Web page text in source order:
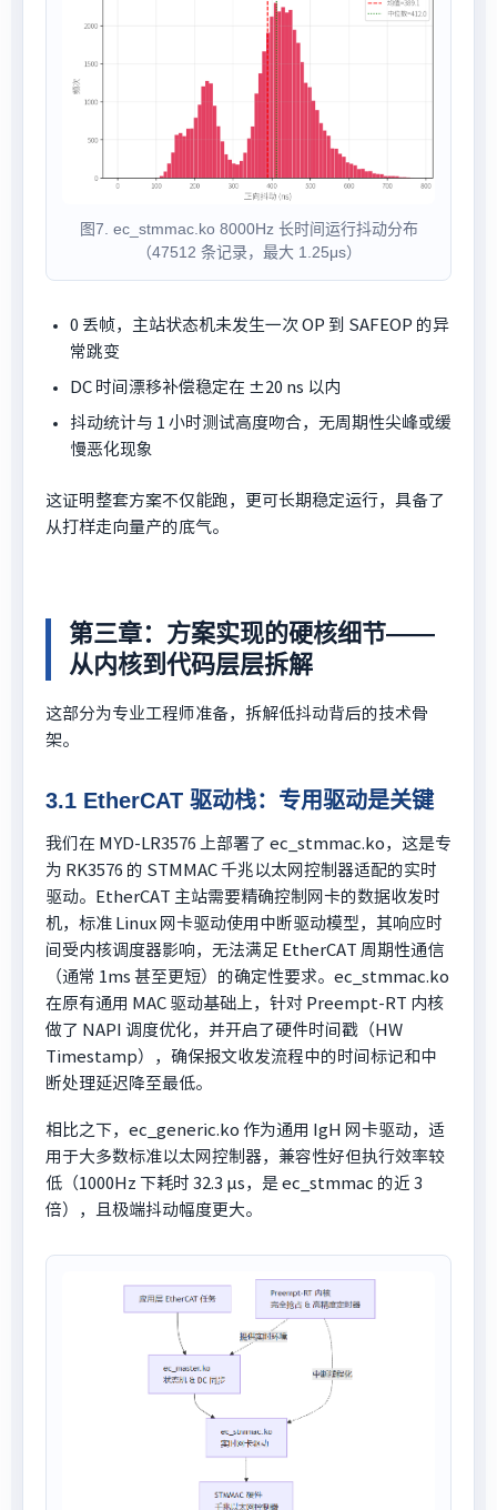
图7. ec_stmmac.ko 8000Hz 长时间运行抖动分布
（47512 条记录，最大 1.25μs）
0 丢帧，主站状态机未发生一次 OP 到 SAFEOP 的异
常跳变
DC 时间漂移补偿稳定在 ±20 ns 以内
抖动统计与 1 小时测试高度吻合，无周期性尖峰或缓
慢恶化现象
这证明整套方案不仅能跑，更可长期稳定运行，具备了
从打样走向量产的底气。
第三章：方案实现的硬核细节——
从内核到代码层层拆解
这部分为专业工程师准备，拆解低抖动背后的技术骨
架。
3.1 EtherCAT 驱动栈：专用驱动是关键
我们在 MYD-LR3576 上部署了 ec_stmmac.ko，这是专
为 RK3576 的 STMMAC 千兆以太网控制器适配的实时
驱动。EtherCAT 主站需要精确控制网卡的数据收发时
机，标准 Linux 网卡驱动使用中断驱动模型，其响应时
间受内核调度器影响，无法满足 EtherCAT 周期性通信
（通常 1ms 甚至更短）的确定性要求。ec_stmmac.ko
在原有通用 MAC 驱动基础上，针对 Preempt-RT 内核
做了 NAPI 调度优化，并开启了硬件时间戳（HW
Timestamp），确保报文收发流程中的时间标记和中
断处理延迟降至最低。
相比之下，ec_generic.ko 作为通用 IgH 网卡驱动，适
用于大多数标准以太网控制器，兼容性好但执行效率较
低（1000Hz 下耗时 32.3 μs，是 ec_stmmac 的近 3
倍），且极端抖动幅度更大。